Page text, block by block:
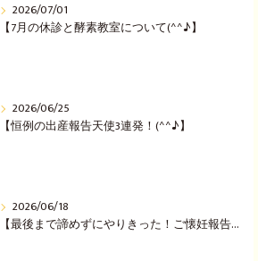
2026/07/01
【7月の休診と酵素教室について(^^♪】
2026/06/25
【恒例の出産報告天使3連発！(^^♪】
2026/06/18
【最後まで諦めずにやりきった！ご懐妊報告(^^♪】